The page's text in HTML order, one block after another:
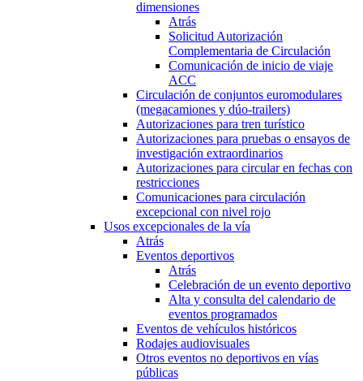
dimensiones
Atrás
Solicitud Autorización
Complementaria de Circulación
Comunicación de inicio de viaje
ACC
Circulación de conjuntos euromodulares
(megacamiones y dúo-trailers)
Autorizaciones para tren turístico
Autorizaciones para pruebas o ensayos de
investigación extraordinarios
Autorizaciones para circular en fechas con
restricciones
Comunicaciones para circulación
excepcional con nivel rojo
Usos excepcionales de la vía
Atrás
Eventos deportivos
Atrás
Celebración de un evento deportivo
Alta y consulta del calendario de
eventos programados
Eventos de vehículos históricos
Rodajes audiovisuales
Otros eventos no deportivos en vías
públicas